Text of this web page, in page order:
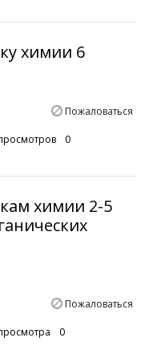
химии 6
Пожаловаться
0
химии 2-5
Пожаловаться
0